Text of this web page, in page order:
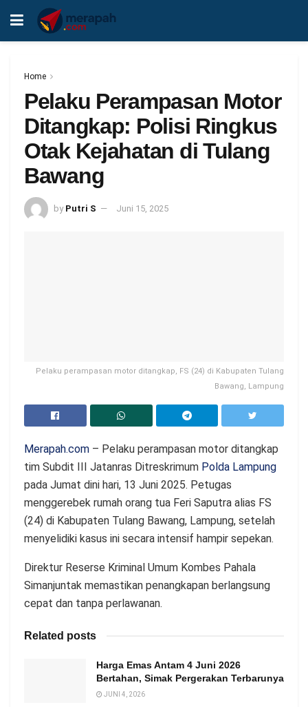
Home
Pelaku Perampasan Motor
Ditangkap: Polisi Ringkus
Otak Kejahatan di Tulang
Bawang
by Putri S Juni 15, 2025
Pelaku perampasan motor ditangkap, FS (24) di Kabupaten Tulang
Bawang, Lampung
Merapah.com – Pelaku perampasan motor ditangkap
tim Subdit III Jatanras Ditreskrimum Polda Lampung
pada Jumat dini hari, 13 Juni 2025. Petugas
menggerebek rumah orang tua Feri Saputra alias FS
(24) di Kabupaten Tulang Bawang, Lampung, setelah
menyelidiki kasus ini secara intensif hampir sepekan.
Direktur Reserse Kriminal Umum Kombes Pahala
Simanjuntak memastikan penangkapan berlangsung
cepat dan tanpa perlawanan.
Related posts
Harga Emas Antam 4 Juni 2026
Bertahan, Simak Pergerakan Terbarunya
JUNI 4, 2026